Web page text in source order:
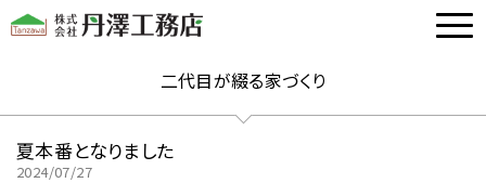
二代目が綴る家づくり
夏本番となりました
2024/07/27